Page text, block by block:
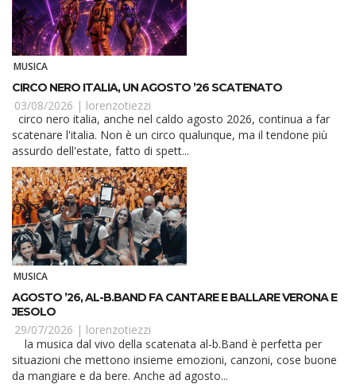
MUSICA
CIRCO NERO ITALIA, UN AGOSTO ’26 SCATENATO
03/08/2026 | lorenzotiezzi
scatenare l'italia. Non è un circo qualunque, ma il tendone più
assurdo dell'estate, fatto di spett...
MUSICA
AGOSTO ’26, AL-B.BAND FA CANTARE E BALLARE VERONA E
JESOLO
29/07/2026 | lorenzotiezzi
situazioni che mettono insieme emozioni, canzoni, cose buone
da mangiare e da bere. Anche ad agosto...